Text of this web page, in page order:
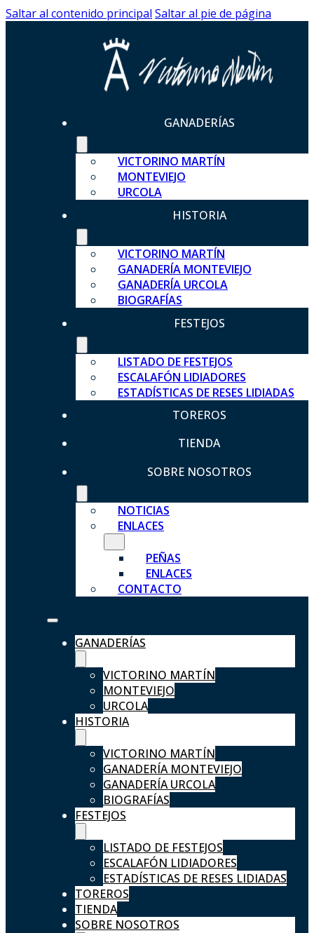
Saltar al contenido principal Saltar al pie de página
GANADERÍAS
VICTORINO MARTÍN
MONTEVIEJO
URCOLA
HISTORIA
VICTORINO MARTÍN
GANADERÍA MONTEVIEJO
GANADERÍA URCOLA
BIOGRAFÍAS
FESTEJOS
LISTADO DE FESTEJOS
ESCALAFÓN LIDIADORES
ESTADÍSTICAS DE RESES LIDIADAS
TOREROS
TIENDA
SOBRE NOSOTROS
NOTICIAS
ENLACES
PEÑAS
ENLACES
CONTACTO
GANADERÍAS
VICTORINO MARTÍN
MONTEVIEJO
URCOLA
HISTORIA
VICTORINO MARTÍN
GANADERÍA MONTEVIEJO
GANADERÍA URCOLA
BIOGRAFÍAS
FESTEJOS
LISTADO DE FESTEJOS
ESCALAFÓN LIDIADORES
ESTADÍSTICAS DE RESES LIDIADAS
TOREROS
TIENDA
SOBRE NOSOTROS